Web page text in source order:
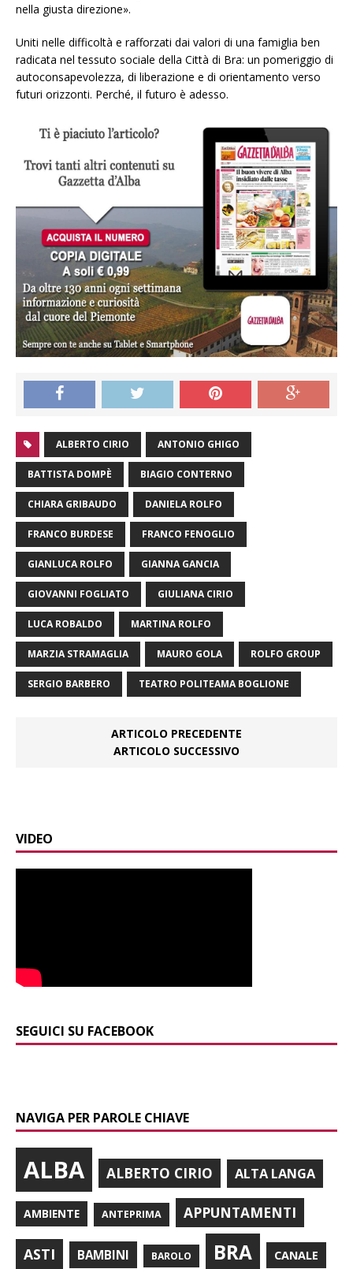
nella giusta direzione».
Uniti nelle difficoltà e rafforzati dai valori di una famiglia ben
radicata nel tessuto sociale della Città di Bra: un pomeriggio di
autoconsapevolezza, di liberazione e di orientamento verso
futuri orizzonti. Perché, il futuro è adesso.
ALBERTO CIRIO ANTONIO GHIGO
BATTISTA DOMPÈ BIAGIO CONTERNO
CHIARA GRIBAUDO DANIELA ROLFO
FRANCO BURDESE FRANCO FENOGLIO
GIANLUCA ROLFO GIANNA GANCIA
GIOVANNI FOGLIATO GIULIANA CIRIO
LUCA ROBALDO MARTINA ROLFO
MARZIA STRAMAGLIA MAURO GOLA ROLFO GROUP
SERGIO BARBERO TEATRO POLITEAMA BOGLIONE
ARTICOLO PRECEDENTE
ARTICOLO SUCCESSIVO
VIDEO
SEGUICI SU FACEBOOK
NAVIGA PER PAROLE CHIAVE
ALBA ALBERTO CIRIO ALTA LANGA
AMBIENTE ANTEPRIMA APPUNTAMENTI
ASTI BAMBINI BAROLO BRA CANALE